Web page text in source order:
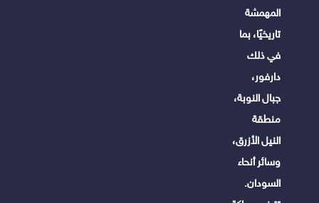
المهمشة
تاريخيًا، بما
في ذلك
دارفور،
جبال النوبة،
منطقة
النيل الأزرق،
وسائر أنحاء
السودان.